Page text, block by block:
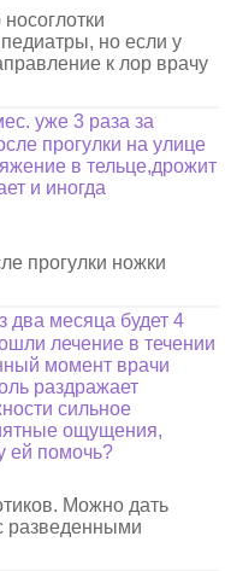
но если у
к лор врачу
уже 3 раза за
прогулки на улице
в тельце,дрожит
и иногда
прогулки ножки
два месяца будет 4
лечение в течении
момент врачи
раздражает
сильное
ощущения,
ей помочь?
Можно дать
разведенными